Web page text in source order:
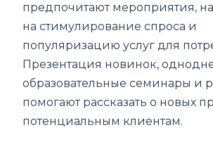
предпочитают мероприятия,
на стимулирование спроса и
популяризацию услуг для
Презентация новинок,
образовательные семинары и
помогают рассказать о новых
потенциальным клиентам.